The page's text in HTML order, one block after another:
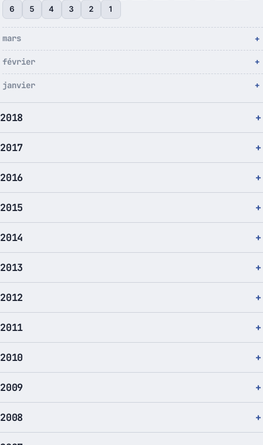
6 5 4 3 2 1
mars
février
janvier
2018
2017
2016
2015
2014
2013
2012
2011
2010
2009
2008